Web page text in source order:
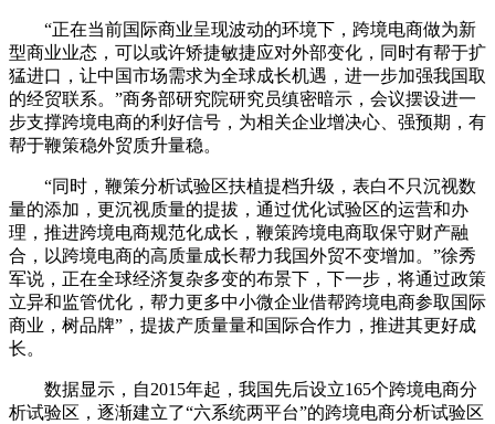
“正在当前国际商业呈现波动的环境下，跨境电商做为新
型商业业态，可以或许矫捷敏捷应对外部变化，同时有帮于扩
猛进口，让中国市场需求为全球成长机遇，进一步加强我国取
的经贸联系。”商务部研究院研究员缜密暗示，会议摆设进一
步支撑跨境电商的利好信号，为相关企业增决心、强预期，有
帮于鞭策稳外贸质升量稳。
“同时，鞭策分析试验区扶植提档升级，表白不只沉视数
量的添加，更沉视质量的提拔，通过优化试验区的运营和办
理，推进跨境电商规范化成长，鞭策跨境电商取保守财产融
合，以跨境电商的高质量成长帮力我国外贸不变增加。”徐秀
军说，正在全球经济复杂多变的布景下，下一步，将通过政策
立异和监管优化，帮力更多中小微企业借帮跨境电商参取国际
商业，树品牌”，提拔产质量量和国际合作力，推进其更好成
长。
数据显示，自2015年起，我国先后设立165个跨境电商分
析试验区，逐渐建立了“六系统两平台”的跨境电商分析试验区